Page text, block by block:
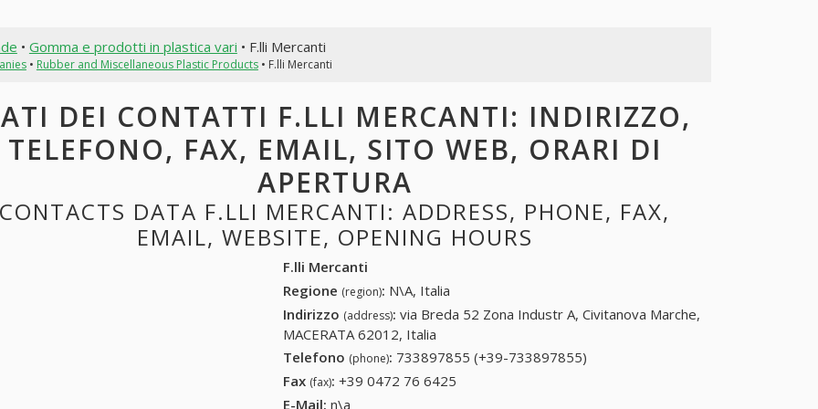
• Gomma e prodotti in plastica vari • F.lli Mercanti
• Rubber and Miscellaneous Plastic Products• F.lli Mercanti
DEI CONTATTI F.LLI MERCANTI: INDIRIZZO,
TELEFONO, FAX, EMAIL, SITO WEB, ORARI DI
APERTURA
CONTACTS DATA F.LLI MERCANTI: ADDRESS, PHONE, FAX,
EMAIL, WEBSITE, OPENING HOURS
F.lli Mercanti
Regione (region): N\A, Italia
Indirizzo (address): via Breda 52 Zona Industr A, Civitanova Marche,
MACERATA 62012, Italia
Telefono (phone): 733897855 (+39-733897855)
Fax (fax): +39 0472 76 6425
E-Mail: n\a